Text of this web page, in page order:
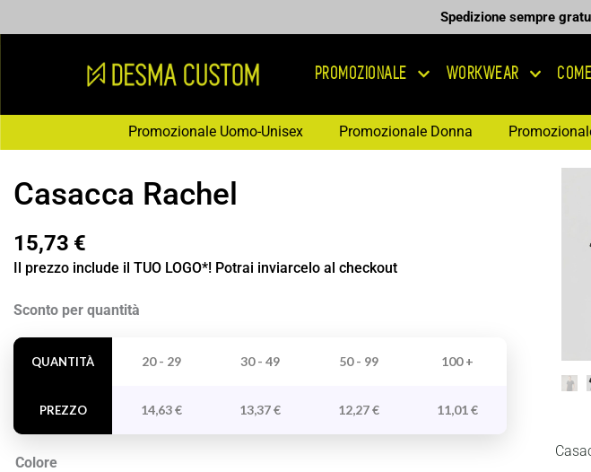
al
Spedizione sempre
PROMOZIONALE WORKWEAR
Promozionale Uomo-Unisex Promozionale Donna
Casacca Rachel
15,73 €
Il prezzo include il TUO LOGO*! Potrai inviarcelo al checkout
Sconto per quantità
QUANTITÀ
PREZZO
20 - 29 30 - 49 50 - 99 100 +
14,63€ 13,37€ 12,27€ 11,01€
Colore
Casacca
quantità